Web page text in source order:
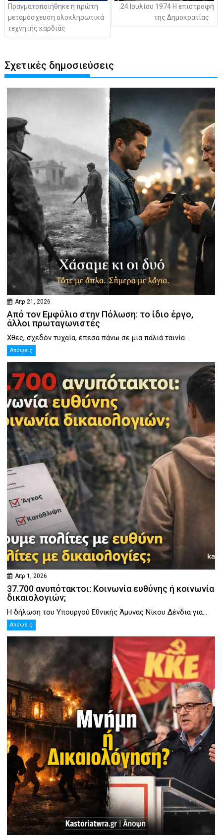
Πραγματοποιήθηκε η πρώτη
μεταμόσχευση ολοκληρωτικά
τεχνητής καρδιάς
24 Ιουλίου 1974 Η επιστροφή
της Δημοκρατίας
Σχετικές δημοσιεύσεις
Απρ 21, 2026
Από τον Εμφύλιο στην Πόλωση: το ίδιο έργο,
άλλοι πρωταγωνιστές
Χθες, σχεδόν τυχαία, έπεσα πάνω σε μια παλιά ταινία....
Απόψεις
Απρ 1, 2026
37.700 ανυπότακτοι: Κοινωνία ευθύνης ή κοινωνία
δικαιολογιών;
Η δήλωση του Υπουργού Εθνικής Άμυνας Νίκου Δένδια για...
Απόψεις